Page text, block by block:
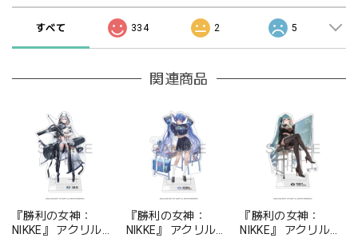
すべて 334 2 5
関連商品
『勝利の女神：
NIKKE』 アクリルス
『勝利の女神：
NIKKE』 アクリルス
『勝利の女神：
NIKKE』 アクリルス